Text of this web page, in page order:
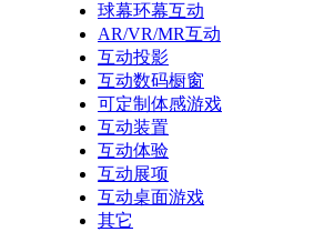
球幕环幕互动
AR/VR/MR互动
互动投影
互动数码橱窗
可定制体感游戏
互动装置
互动体验
互动展项
互动桌面游戏
其它